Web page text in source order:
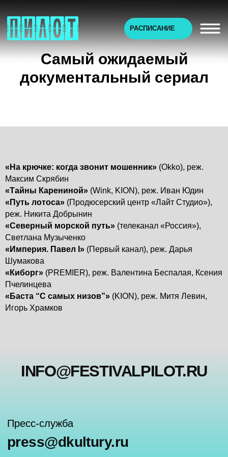
Самый ожидаемый
документальный сериал
«На крючке: когда звонит мошенник» (Okko), реж.
Максим Скрябин
«Тайны Карениной» (Wink, KION), реж. Иван Юдин
«Путь лотоса» (Продюсерский центр «Лайт Студио»),
реж. Никита Добрынин
«Северный морской путь» (телеканал «Россия»),
Светлана Музыченко
«Империя. Павел I» (Первый канал), реж. Дарья
Шумакова
«Киборг» (PREMIER), реж. Валентина Беспалая, Ксения
Пчелинцева
«Баста “С самых низов”» (KION), реж. Митя Левин,
Игорь Храмков
INFO@FESTIVALPILOT.RU
press@dkultury.ru
Согласие на обработку персональных данных